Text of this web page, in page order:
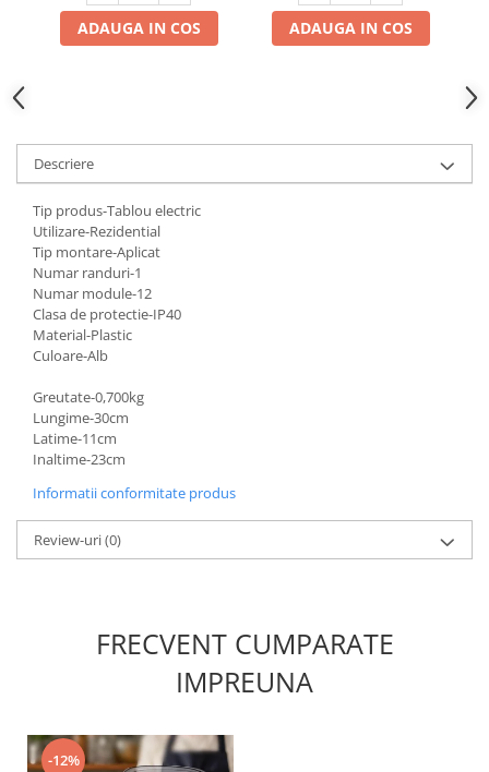
ADAUGA IN COS ADAUGA IN COS
Descriere
Tip produs-Tablou electric
Utilizare-Rezidential
Tip montare-Aplicat
Numar randuri-1
Numar module-12
Clasa de protectie-IP40
Material-Plastic
Culoare-Alb
Greutate-0,700kg
Lungime-30cm
Latime-11cm
Inaltime-23cm
Informatii conformitate produs
Review-uri(0)
FRECVENT CUMPARATE
IMPREUNA
-12%